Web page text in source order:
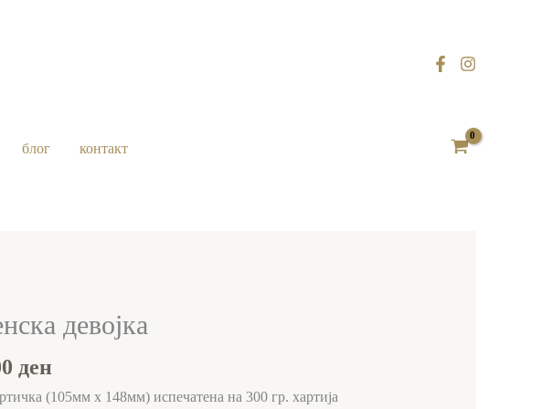
блог контакт
девојка
ден
(105мм х 148мм) испечатена на 300 гр. хартија